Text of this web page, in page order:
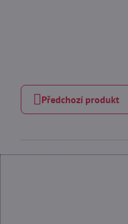
Předchozí produkt